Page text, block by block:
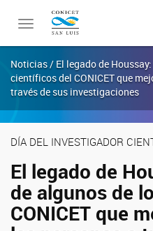
Toggle
Noticias / El legado de
científicos del CONICET que
través de sus investigaciones
DÍA DEL INVESTIGADOR
El legado de
de algunos de
CONICET que